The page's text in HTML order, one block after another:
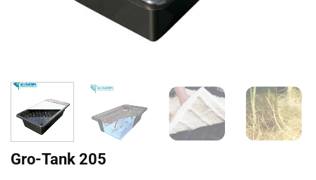
Gro-Tank 205